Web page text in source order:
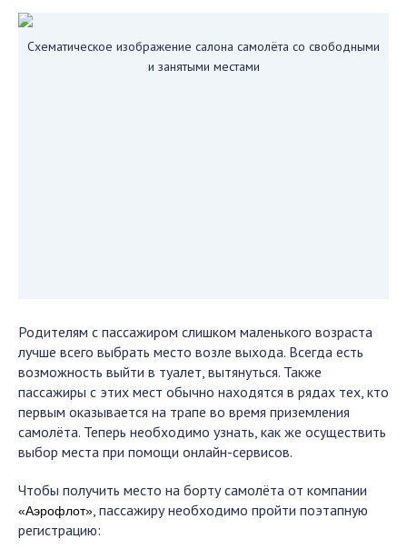
Схематическое изображение салона самолёта со свободными
и занятыми местами
Родителям с пассажиром слишком маленького возраста
лучше всего выбрать место возле выхода. Всегда есть
возможность выйти в туалет, вытянуться. Также
пассажиры с этих мест обычно находятся в рядах тех, кто
первым оказывается на трапе во время приземления
самолёта. Теперь необходимо узнать, как же осуществить
выбор места при помощи онлайн-сервисов.
Чтобы получить место на борту самолёта от компании
«Аэрофлот», пассажиру необходимо пройти поэтапную
регистрацию: